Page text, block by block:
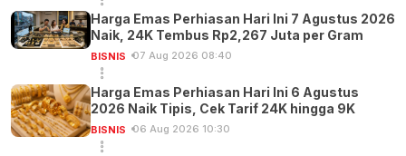
Harga Emas Perhiasan Hari Ini 7 Agustus 2026
Naik, 24K Tembus Rp2,267 Juta per Gram
BISNIS 07 Aug 2026 08:40
Harga Emas Perhiasan Hari Ini 6 Agustus
2026 Naik Tipis, Cek Tarif 24K hingga 9K
BISNIS 06 Aug 2026 10:30